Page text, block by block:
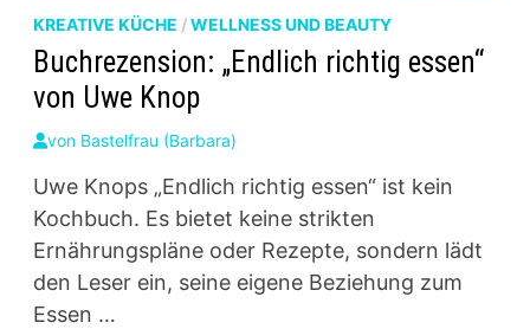
KREATIVE KÜCHE /WELLNESS UND BEAUTY
Buchrezension: „Endlich richtig essen“
von Uwe Knop
von Bastelfrau (Barbara)
Uwe Knops „Endlich richtig essen“ ist kein
Kochbuch. Es bietet keine strikten
Ernährungspläne oder Rezepte, sondern lädt
den Leser ein, seine eigene Beziehung zum
Essen …